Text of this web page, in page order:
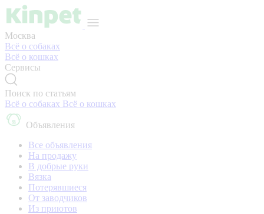
Москва
Всё о собаках
Всё о кошках
Сервисы
Поиск по статьям
Всё о собаках Всё о кошках
Объявления
Все объявления
На продажу
В добрые руки
Вязка
Потерявшиеся
От заводчиков
Из приютов